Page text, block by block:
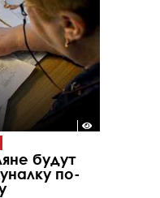
будут
по-